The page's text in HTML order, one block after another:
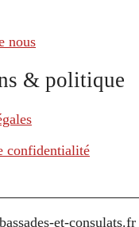
nous
& politique
confidentialité
et-consulats.fr